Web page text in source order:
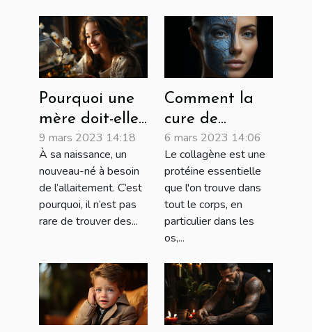
Pourquoi une
mère doit-elle
allaiter son
nouveau-né ?
9 mars 2023 14:18
À sa naissance, un
nouveau-né à besoin
de l’allaitement. C’est
pourquoi, il n’est pas
rare de trouver des...
Comment la
cure de
collagène peut
améliorer
votre santé
globale
6 mars 2023 14:06
Le collagène est une
protéine essentielle
que l'on trouve dans
tout le corps, en
particulier dans les
os,...